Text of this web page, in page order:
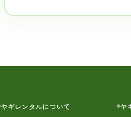
ヤギレンタルについて
ヤ